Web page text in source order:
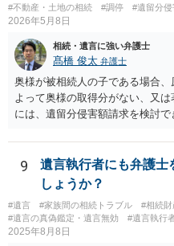
#不動産・土地の相続
#調停 #遺留分
2026年5月8日
相続・遺言に強い弁護士
髙橋 俊太 弁護士
奥様が被相続人の子である場合
よって奥様の取得分がない、又
には、遺留分侵害額請求を検討
記の義務化に関する説明と混同
記については、不動産を相続で
に申請する義務があります。一
よび遺留分を侵害する贈与・遺
時効にかかります。また、相続開
有無にかかわらず行使できなくな
9
遺言執行者にも弁護士
しょうか？
#遺言 #家族間の相続トラブル
#相続
#遺言の真偽鑑定・遺言無効
#遺言執行
2025年8月8日